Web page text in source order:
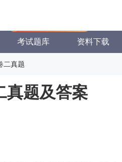
考试题库 资料下载
二真题
真题及答案